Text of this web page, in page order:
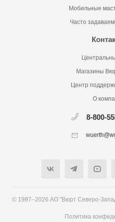
Мобильные
Часто
Магазины
Центр
О
8-800-
© 1997–2026 АО "Вюрт Северо-
Политика